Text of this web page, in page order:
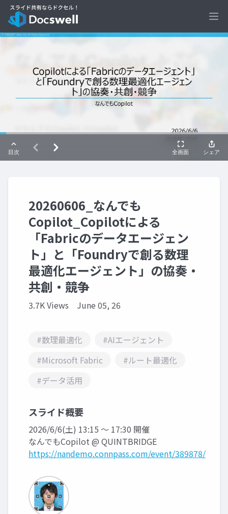
20260606_なんでも
Copilot_Copilotによる
「Fabricのデータエージェン
ト」と「Foundryで創る数理
最適化エージェント」の協奏・
共創・競争
3.7K Views June 05, 26
#数理最適化
#AIエージェント
#Microsoft Fabric
#ルート最適化
#データ活用
スライド概要
2026/6/6(土) 13:15 〜 17:30 開催
なんでもCopilot @ QUINTBRIDGE
https://nandemo.connpass.com/event/389878/